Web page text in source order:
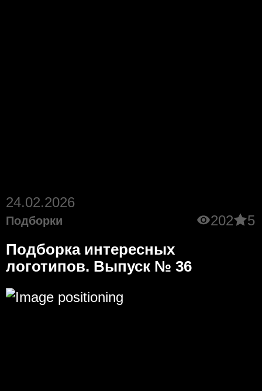
24.02.2026
Подборки 202 5
Подборка интересных
логотипов. Выпуск № 36